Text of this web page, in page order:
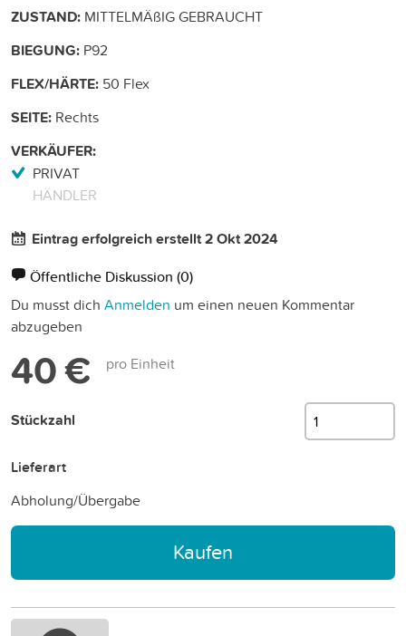
ZUSTAND: MITTELMÄßIG GEBRAUCHT
BIEGUNG: P92
FLEX/HÄRTE: 50 Flex
SEITE: Rechts
VERKÄUFER:
PRIVAT
HÄNDLER
Eintrag erfolgreich erstellt 2 Okt 2024
Öffentliche Diskussion (0)
Du musst dich Anmelden um einen neuen Kommentar
abzugeben
40 € pro Einheit
Stückzahl
Lieferart
Abholung/Übergabe
Kaufen